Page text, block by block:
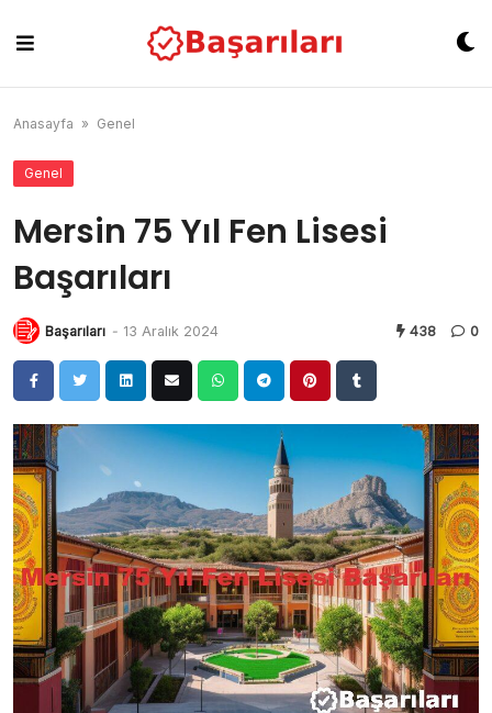
content
Anasayfa » Genel
Genel
Mersin 75 Yıl Fen Lisesi
Başarıları
Başarıları - 13 Aralık 2024 438 0